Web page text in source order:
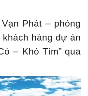
Phát – phòng
khách hàng dự án
– Khó Tìm” qua